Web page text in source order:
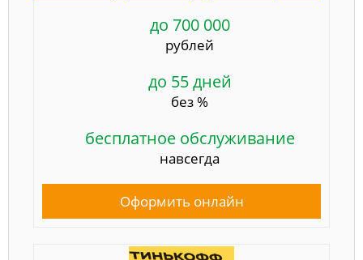
до 700 000
рублей
до 55 дней
без %
бесплатное обслуживание
навсегда
Оформить онлайн